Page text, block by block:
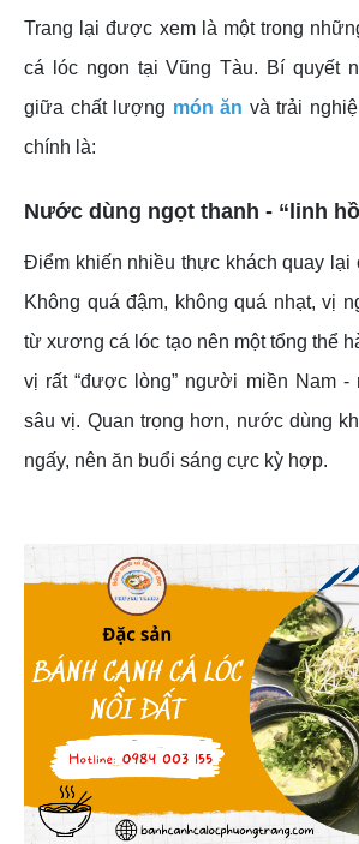
Trang lại được xem là một trong
cá lóc ngon tại Vũng Tàu. Bí quyết
giữa chất lượng món ăn và trải
chính là:
Nước dùng ngọt thanh - “linh
Điểm khiến nhiều thực khách quay lại
Không quá đậm, không quá nhạt, vị
từ xương cá lóc tạo nên một tổng thể
vị rất “được lòng” người miền Nam -
sâu vị. Quan trọng hơn, nước dùng
ngấy, nên ăn buổi sáng cực kỳ hợp.